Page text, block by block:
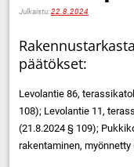
Julkaistu:22.8.2024
päätökset:
Levolantie 86,
108); Levolantie 11,
(21.8.2024 § 109);
rakentaminen, myönnetty